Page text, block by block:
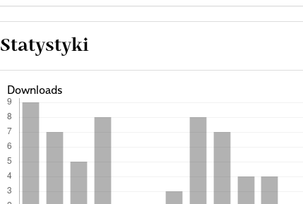
Statystyki
Downloads